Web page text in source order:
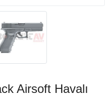
Airsoft Havalı